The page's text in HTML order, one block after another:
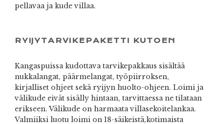
pellavaa ja kude villaa.
RYIJYTARVIKEPAKETTI KUTOEN
Kangaspuissa kudottava tarvikepakkaus sisältää
nukkalangat, päärmelangat, työpiirroksen,
kirjalliset ohjeet sekä ryijyn huolto-ohjeen. Loimi ja
välikude eivät sisälly hintaan, tarvittaessa ne tilataan
erikseen. Välikude on harmaata villasekoitelankaa.
Valmiiksi luotu loimi on 18-säikeistä,kotimaista